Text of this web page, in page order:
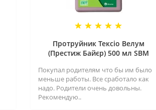
Протруйник Тексіо Велум
(Престиж Байєр) 500 мл SBM
Покупал родителям что бы им было
меньше работы. Все сработало как
надо. Родители очень довольны.
Рекомендую..